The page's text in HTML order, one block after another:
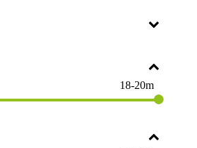
18-20m